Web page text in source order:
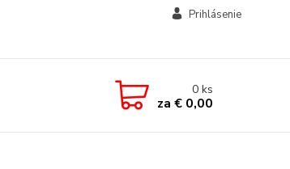
Prihlásenie
0ks
za € 0,00